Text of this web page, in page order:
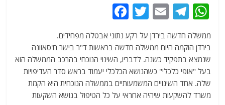
W
h
at
s
A
p
T
e
g
ra
m
E
m
ai
l
T
itt
er
c
e
b
o
ממשלה חדשה בירדן על רקע נתוני אבטלה מפחידים.
בירדן הוקמה היום ממשלה חדשה בראשות ד"ר בישר ח'סאוונה
שנמצא בתפקיד כשנה. לדבריו, השינוי הנוכחי בהרכב הממשלה הוא
בעל "אופי כלכלי" כשהנושא הכלכלי יעמוד בראש סדר העדיפויות
שלה. אחד השינויים המשמעותיים בממשלה הנוכחית היא הקמת
משרד להשקעות שיהיה אחראי על כל הטיפול בנושא השקעות